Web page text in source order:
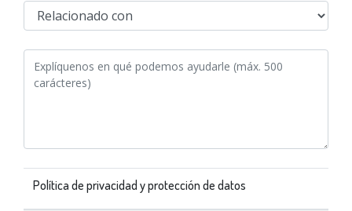
Política de privacidad y protección de datos